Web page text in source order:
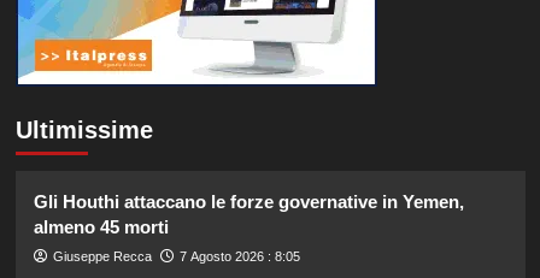
Ultimissime
Gli Houthi attaccano le forze governative in Yemen,
almeno 45 morti
Giuseppe Recca 7 Agosto 2026 : 8:05